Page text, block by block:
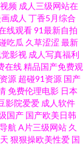
产精品久久 亚洲色
国产精品国产精品国
合国产自拍 色老大
区电影 超碰成人人
香蕉视频 91爱爱官
频 成人三级网站在
成人 丁香5月综合
线观看91最新自拍
吃瓜 久草涩涩 最新
影视 成人写真福利
在线精品国产免费观
源 超碰91资源 国产
免费伦理电影 日本
影院爱爱 成人软件
国产 国产欧美日韩
航 A片三级网站 久
狠狠操欧美性爱 国